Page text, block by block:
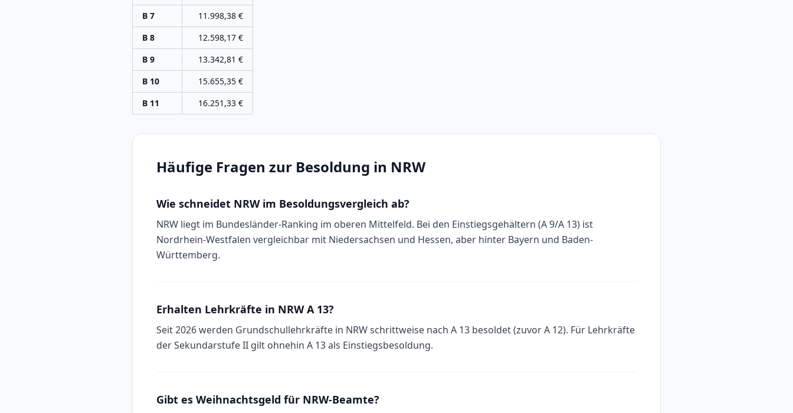
B 7
11.998,38 €
B 8
12.598,17 €
B 9
13.342,81 €
B 10
15.655,35 €
B 11
16.251,33 €
Häufige Fragen zur Besoldung in NRW
Wie schneidet NRW im Besoldungsvergleich ab?
NRW liegt im Bundesländer-Ranking im oberen Mittelfeld. Bei den Einstiegsgehältern (A 9/A 13) ist
Nordrhein-Westfalen vergleichbar mit Niedersachsen und Hessen, aber hinter Bayern und Baden-
Württemberg.
Erhalten Lehrkräfte in NRW A 13?
Seit 2026 werden Grundschullehrkräfte in NRW schrittweise nach A 13 besoldet (zuvor A 12). Für Lehrkräfte
der Sekundarstufe II gilt ohnehin A 13 als Einstiegsbesoldung.
Gibt es Weihnachtsgeld für NRW-Beamte?